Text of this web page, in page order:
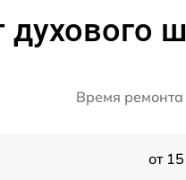
Время ремонта
от